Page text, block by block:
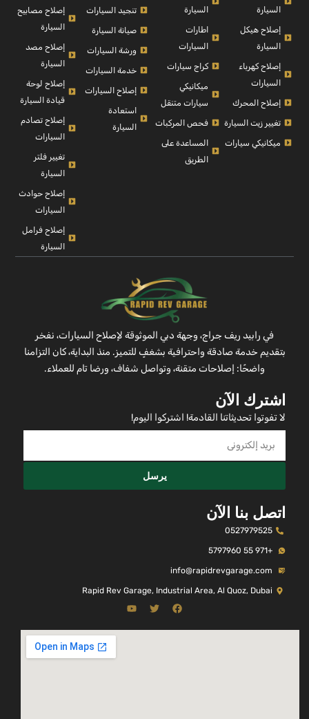
السيارة
إصلاح هيكل
السيارة
إصلاح كهرباء
السيارات
إصلاح المحرك
تغيير زيت السيارة
ميكانيكي سيارات
السيارة
اطارات
السيارات
كراج سيارات
ميكانيكي
سيارات متنقل
فحص المركبات
المساعدة على
الطريق
تنجيد السيارات
صيانة السيارة
ورشة السيارات
خدمة السيارات
إصلاح السيارات
استعادة
السيارة
إصلاح مصابيح
السيارة
إصلاح مصد
السيارة
إصلاح لوحة
قيادة السيارة
إصلاح تصادم
السيارات
تغيير فلتر
السيارة
إصلاح حوادث
السيارات
إصلاح فرامل
السيارة
في رابيد ريف جراج، وجهة دبي الموثوقة لإصلاح السيارات، نفخر
بتقديم خدمة صادقة واحترافية بشغفٍ للتميز. منذ البداية، كان التزامنا
واضحًا: إصلاحات متقنة، وتواصل شفاف، ورضا تام للعملاء.
اشترك الآن
لا تفوتوا تحديثاتنا القادمة! اشتركوا اليوم!
يرسل
اتصل بنا الآن
0527979525
+971 55 5797960
info@rapidrevgarage.com
Rapid Rev Garage, Industrial Area, Al Quoz, Dubai